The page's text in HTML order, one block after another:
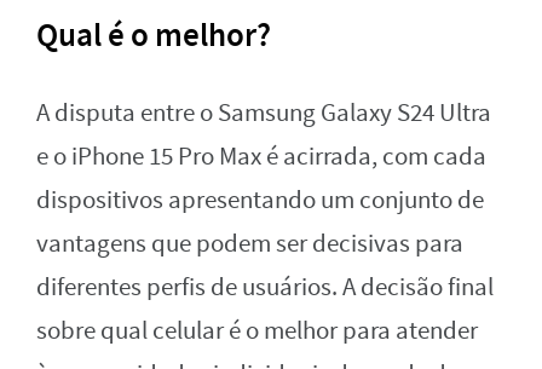
Qual é o melhor?
A disputa entre o Samsung Galaxy S24 Ultra
e o iPhone 15 Pro Max é acirrada, com cada
dispositivos apresentando um conjunto de
vantagens que podem ser decisivas para
diferentes perfis de usuários. A decisão final
sobre qual celular é o melhor para atender